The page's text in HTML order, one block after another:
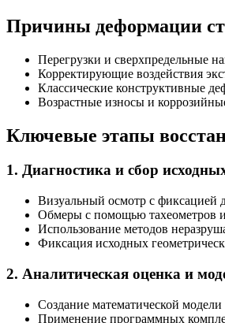
Причины деформации
Перегрузки и сверхпредельные
Корректирующие воздействия
Классические конструктивные
Возрастные износы и
Ключевые этапы
1. Диагностика и сбор
Визуальный осмотр с фиксацией
Обмеры с помощью тахеометров
Использование методов
Фиксация исходных
2. Аналитическая оценка и
Создание математической
Применение программных